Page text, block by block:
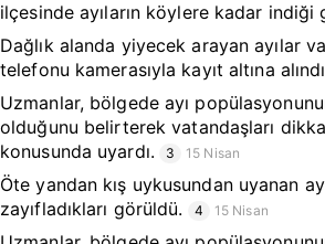
ilçesinde ayıların köylere kadar indiği
Dağlık alanda yiyecek arayan ayılar
telefonu kamerasıyla kayıt altına
Uzmanlar, bölgede ayı
olduğunu belirterek vatandaşları
konusunda uyardı.
3 15 Nisan
Öte yandan kış uykusundan uyanan
zayıfladıkları görüldü.
4 15 Nisan